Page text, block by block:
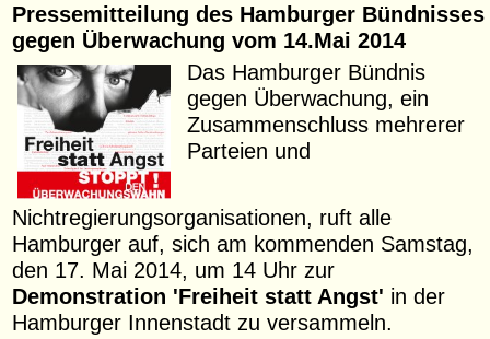
Pressemitteilung des Hamburger Bündnisses
gegen Überwachung vom 14.Mai 2014
Das Hamburger Bündnis
gegen Überwachung, ein
Zusammenschluss mehrerer
Parteien und
Nichtregierungsorganisationen, ruft alle
Hamburger auf, sich am kommenden Samstag,
den 17. Mai 2014, um 14 Uhr zur
Demonstration 'Freiheit statt Angst' in der
Hamburger Innenstadt zu versammeln.